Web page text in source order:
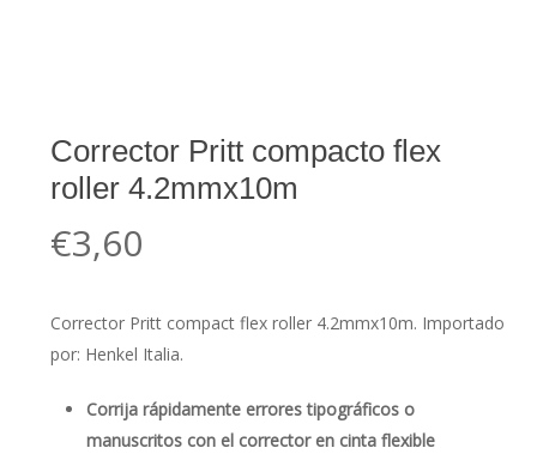
Corrector Pritt compacto flex
roller 4.2mmx10m
€3,60
Corrector Pritt compact flex roller 4.2mmx10m. Importado
por: Henkel Italia.
Corrija rápidamente errores tipográficos o
manuscritos con el corrector en cinta flexible